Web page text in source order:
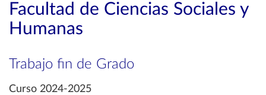
Facultad de Ciencias Sociales y
Humanas
Trabajo fin de Grado
Curso 2024-2025